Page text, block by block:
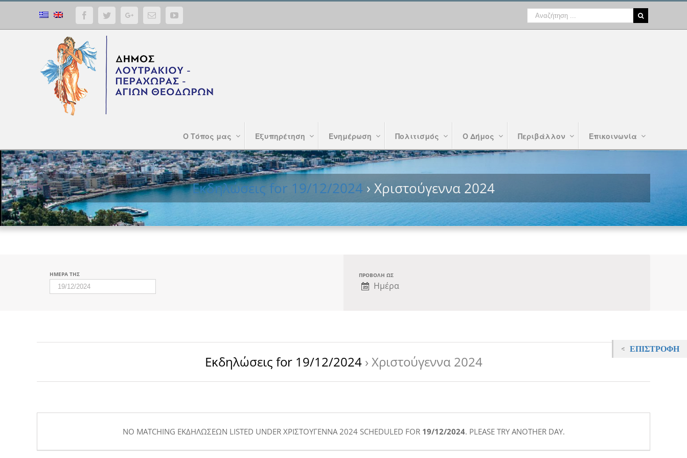
FacebookTwitterGoogle+Email YouTube
Ο Τόπος μας Εξυπηρέτηση Ενημέρωση Πολιτισμός Ο Δήμος Περιβάλλον Επικοινωνία
Εκδηλώσεις for 19/12/2024 › Χριστούγεννα 2024
Πλοήγηση
Προβολών
ΠΡΟΒΟΛΉ ΩΣ
Ημέρα
ΗΜΈΡΑ ΤΗΣ
Εκδηλώσεις for 19/12/2024› Χριστούγεννα 2024
NO MATCHING ΕΚΔΗΛΏΣΕΩΝ LISTED UNDER ΧΡΙΣΤΟΎΓΕΝΝΑ 2024 SCHEDULED FOR 19/12/2024. PLEASE TRY ANOTHER DAY.
ΕΠΙΣΤΡΟΦΉ